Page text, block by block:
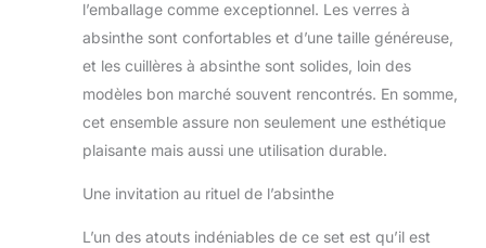
l’emballage comme exceptionnel. Les verres à
absinthe sont confortables et d’une taille généreuse,
et les cuillères à absinthe sont solides, loin des
modèles bon marché souvent rencontrés. En somme,
cet ensemble assure non seulement une esthétique
plaisante mais aussi une utilisation durable.
Une invitation au rituel de l’absinthe
L’un des atouts indéniables de ce set est qu’il est